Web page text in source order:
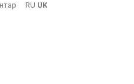
RU UK